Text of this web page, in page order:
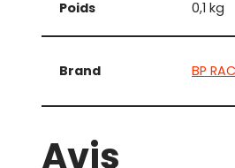
Poids 0,1 kg
Brand BP
Avis